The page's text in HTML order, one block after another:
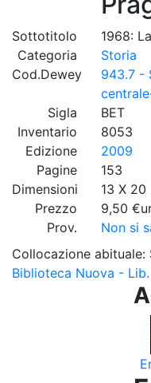
Sottotitolo
1968:
Categoria
Storia
Cod.Dewey
943.7 -
Sigla
BET
Inventario
8053
Edizione
2009
Pagine
153
Dimensioni
13 X 20
Prezzo
9,50
Prov.
Non si
Collocazione abituale:
Biblioteca Nuova -